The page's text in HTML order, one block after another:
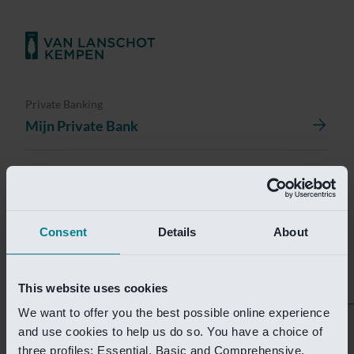
Consent Details About
This website uses cookies
We want to offer you the best possible online experience
and use cookies to help us do so. You have a choice of
three profiles: Essential, Basic and Comprehensive.
Private Banking
Mijn Private Bank
Investment Banking
Van Lanschot Kempen Research
Helaas is deze pagina